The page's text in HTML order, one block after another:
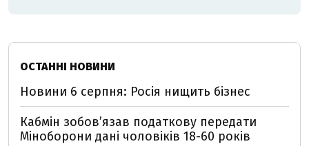
ОСТАННІ НОВИНИ
Новини 6 серпня: Росія нищить бізнес
Кабмін зобовʼязав податкову передати
Міноборони дані чоловіків 18-60 років